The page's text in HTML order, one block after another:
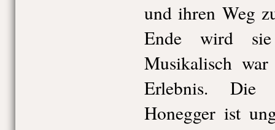
und ihren Weg
Ende wird
Musikalisch
Erlebnis.
Honegger ist